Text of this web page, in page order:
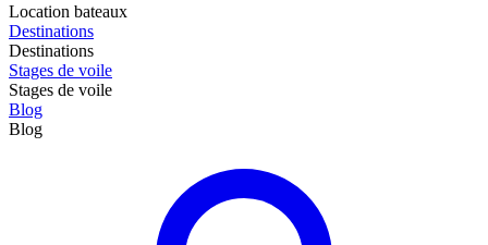
Location bateaux
Destinations
Destinations
Stages de voile
Stages de voile
Blog
Blog